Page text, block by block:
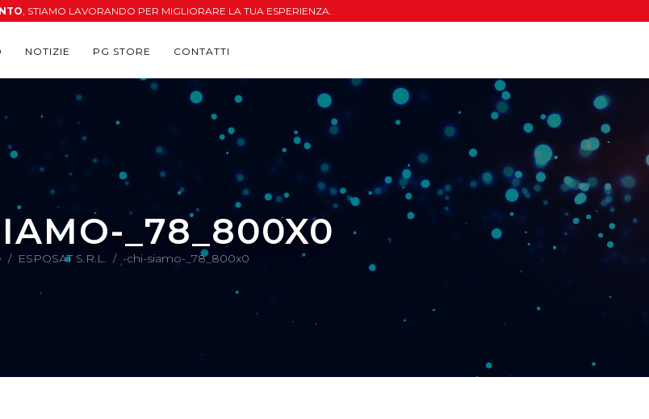
, STIAMO LAVORANDO PER MIGLIORARE LA TUA ESPERIENZA.
NOTIZIE PG STORE CONTATTI
_78_800X0
/ ESPOSAT S.R.L. / -chi-siamo-_78_800x0